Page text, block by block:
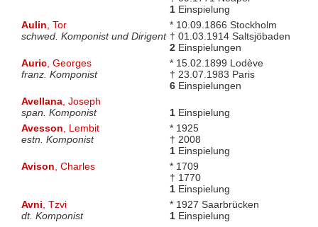
1Einspielung
Aulin, Tor
schwed. Komponist und Dirigent
* 10.09.1866 Stockholm
† 01.03.1914 Saltsjöbaden
2Einspielungen
Auric, Georges
franz. Komponist
* 15.02.1899 Lodève
† 23.07.1983 Paris
6Einspielungen
Avellana, Joseph
span. Komponist
1Einspielung
Avesson, Lembit
estn. Komponist
* 1925
† 2008
1Einspielung
Avison, Charles
* 1709
† 1770
1Einspielung
Avni, Tzvi
dt. Komponist
* 1927 Saarbrücken
1Einspielung